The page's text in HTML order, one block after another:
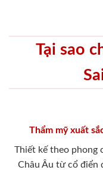
Tại sao
Thẩm mỹ xuất
Thiết kế theo phong
Châu Âu từ cổ điển